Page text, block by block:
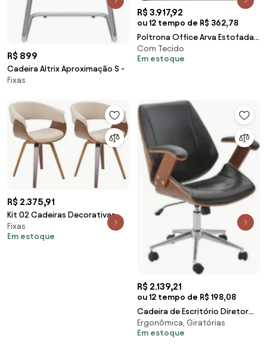
R$ 899
Cadeira Altrix Aproximação S -
Fixas
R$ 3.917,92
ou 12 tempo de R$ 362,78
Poltrona Office Arva Estofada
Ajuste de Altura Concha em
Multilaminado Estrutura
Com Tecido
Em estoque
R$ 2.375,91
Kit 02 Cadeiras Decorativas
para Escritório Recepção
Ohana Fixa Linho Bege G56 -
Fixas
Em estoque
R$ 2.139,21
ou 12 tempo de R$ 198,08
Cadeira de Escritório Diretor
Giratória Liziê R02 Madeira
Sintético Ma
Ergonômica, Giratórias
Em estoque